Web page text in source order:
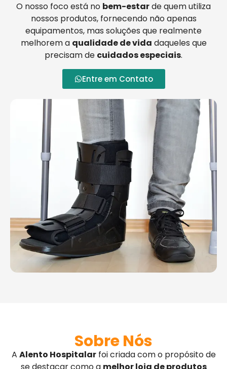
O nosso foco está no bem-estarde quem utiliza
nossos produtos, fornecendo não apenas
equipamentos, mas soluções que realmente
melhorem a qualidade de vida daqueles que
precisam de cuidados especiais.
Entre em Contato
Sobre Nós
A Alento Hospitalarfoi criada com o propósito de